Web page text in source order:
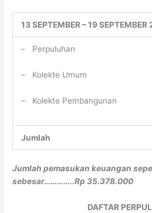
13 SEPTEMBER – 19 SEPTEMBER
– Perpuluhan
– Kolekte Umum
– Kolekte Pembangunan
Jumlah
Jumlah pemasukan keuangan
sebesar…………..Rp 35.378.000
DAFTAR